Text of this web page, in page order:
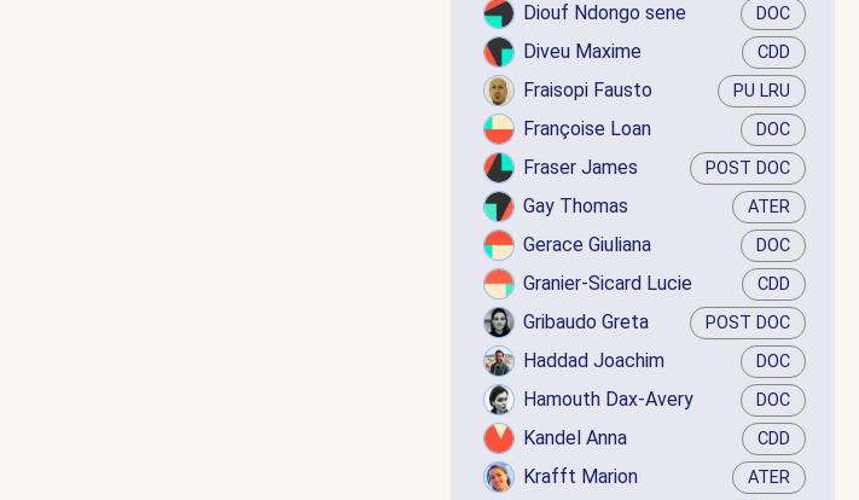
Diouf Ndongo sene DOC
Diveu Maxime CDD
Fraisopi Fausto PU LRU
Françoise Loan DOC
Fraser James POST DOC
Gay Thomas ATER
Gerace Giuliana DOC
Granier-Sicard Lucie CDD
Gribaudo Greta POST DOC
Haddad Joachim DOC
Hamouth Dax-Avery DOC
Kandel Anna CDD
Krafft Marion ATER